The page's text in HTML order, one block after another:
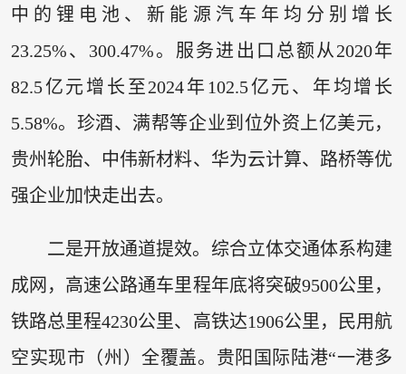
中的锂电池、新能源汽车年均分别增长
23.25%、300.47%。服务进出口总额从2020年
82.5亿元增长至2024年102.5亿元、年均增长
5.58%。珍酒、满帮等企业到位外资上亿美元，
贵州轮胎、中伟新材料、华为云计算、路桥等优
强企业加快走出去。
二是开放通道提效。综合立体交通体系构建
成网，高速公路通车里程年底将突破9500公里，
铁路总里程4230公里、高铁达1906公里，民用航
空实现市（州）全覆盖。贵阳国际陆港“一港多